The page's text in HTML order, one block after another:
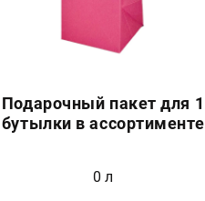
Подарочный пакет для 1
бутылки в ассортименте
0 л